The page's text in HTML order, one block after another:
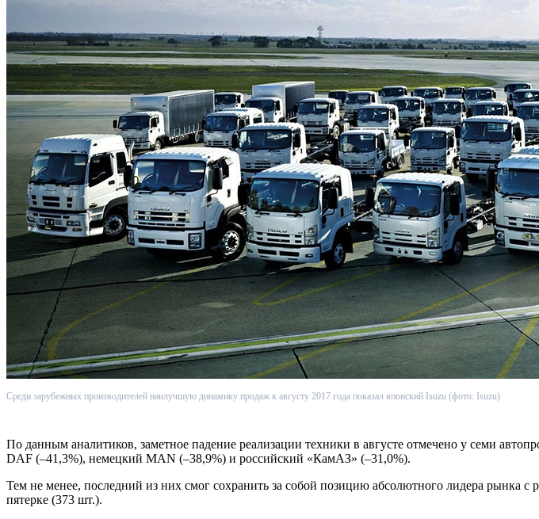
Среди зарубежных производителей наилучшую динамику продаж к августу 2017 года показал японский Isuzu (фото: Isuzu)
По данным аналитиков, заметное падение реализации техники в августе отмечено у семи
DAF (–41,3%), немецкий MAN (–38,9%) и российский «КамАЗ» (–31,0%).
Тем не менее, последний из них смог сохранить за собой позицию абсолютного лидера рынка с
пятерке (373 шт.).